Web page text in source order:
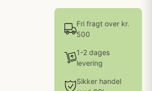
Fri fragt over kr.
500
1-2 dages
levering
Sikker handel